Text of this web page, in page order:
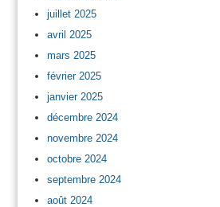
juillet 2025
avril 2025
mars 2025
février 2025
janvier 2025
décembre 2024
novembre 2024
octobre 2024
septembre 2024
août 2024